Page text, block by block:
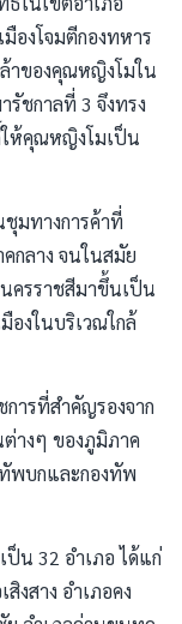
องโจมตีกองทหาร
าของคุณหญิงโมใน
รัชกาลที่ 3 จึงทรง
ให้คุณหญิงโมเป็น
ชุมทางการค้าที่
กลาง จนในสมัย
ครราชสีมาขึ้นเป็น
งในบริเวณใกล้
ารที่สำคัญรองจาก
างๆ ของภูมิภาค
พบกและกองทัพ
ป็น 32 อำเภอ ได้แก่
งสาง อำเภอคง